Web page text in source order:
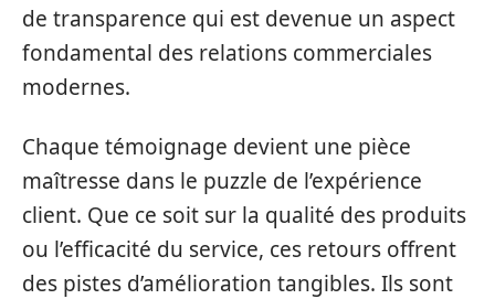
de transparence qui est devenue un aspect
fondamental des relations commerciales
modernes.
Chaque témoignage devient une pièce
maîtresse dans le puzzle de l’expérience
client. Que ce soit sur la qualité des produits
ou l’efficacité du service, ces retours offrent
des pistes d’amélioration tangibles. Ils sont